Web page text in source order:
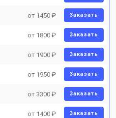
от 1450 ₽ Заказать
от 1800 ₽ Заказать
от 1900 ₽ Заказать
от 1950 ₽ Заказать
от 3300 ₽ Заказать
от 1400 ₽ Заказать